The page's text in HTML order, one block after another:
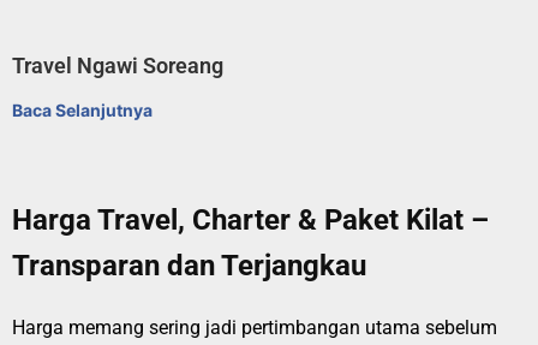
Travel Ngawi Soreang
Baca Selanjutnya
Harga Travel, Charter & Paket Kilat –
Transparan dan Terjangkau
Harga memang sering jadi pertimbangan utama sebelum